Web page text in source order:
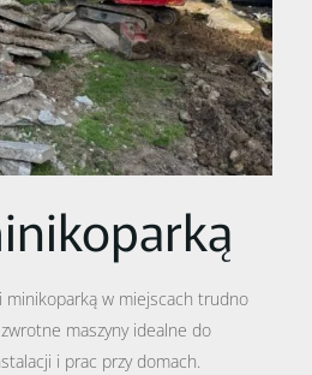
minikoparką w miejscach trudno
maszyny idealne do
i prac przy domach.